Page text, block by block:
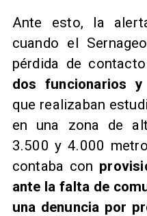
Ante esto, la
cuando el
pérdida de
dos funcionarios
que realizaban
en una zona de
3.500 y 4.000
contaba con
ante la falta de
una denuncia por